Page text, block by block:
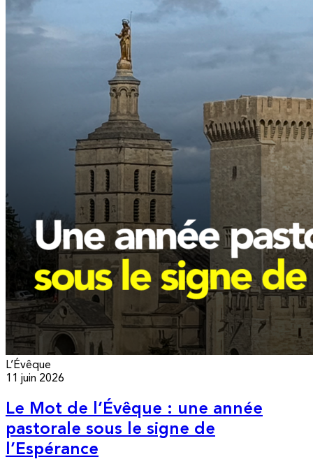
L’Évêque
11 juin 2026
Le Mot de l’Évêque : une année
pastorale sous le signe de
l’Espérance